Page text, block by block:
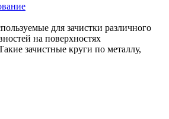
для зачистки различного
на поверхностях
зачистные круги по металлу,